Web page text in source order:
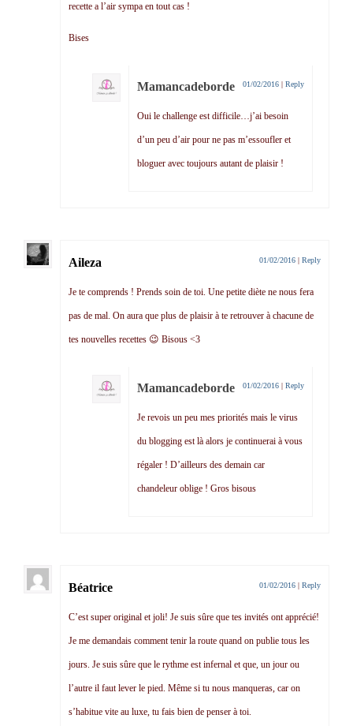
recette a l’air sympa en tout cas !
Bises
Mamancadeborde 01/02/2016 | Reply
Oui le challenge est difficile…j’ai besoin
d’un peu d’air pour ne pas m’essoufler et
bloguer avec toujours autant de plaisir !
Aileza 01/02/2016 | Reply
Je te comprends ! Prends soin de toi. Une petite diète ne nous fera
pas de mal. On aura que plus de plaisir à te retrouver à chacune de
tes nouvelles recettes 😉 Bisous <3
Mamancadeborde 01/02/2016 | Reply
Je revois un peu mes priorités mais le virus
du blogging est là alors je continuerai à vous
régaler ! D’ailleurs des demain car
chandeleur oblige ! Gros bisous
Béatrice 01/02/2016 | Reply
C’est super original et joli! Je suis sûre que tes invités ont apprécié!
Je me demandais comment tenir la route quand on publie tous les
jours. Je suis sûre que le rythme est infernal et que, un jour ou
l’autre il faut lever le pied. Même si tu nous manqueras, car on
s’habitue vite au luxe, tu fais bien de penser à toi.